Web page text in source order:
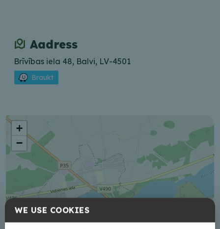
Aadress
Brīvības iela 48, Balvi, LV-4501
Braukt
+
−
WE USE COOKIES